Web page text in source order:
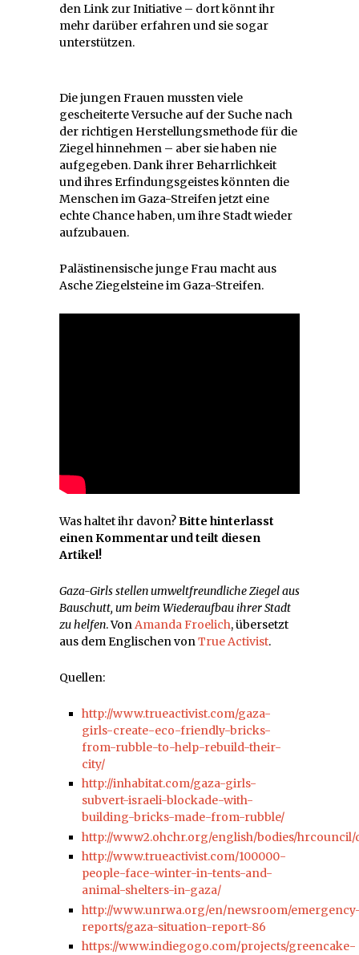
den Link zur Initiative – dort könnt ihr
mehr darüber erfahren und sie sogar
unterstützen.
Die jungen Frauen mussten viele
gescheiterte Versuche auf der Suche nach
der richtigen Herstellungsmethode für die
Ziegel hinnehmen – aber sie haben nie
aufgegeben. Dank ihrer Beharrlichkeit
und ihres Erfindungsgeistes könnten die
Menschen im Gaza-Streifen jetzt eine
echte Chance haben, um ihre Stadt wieder
aufzubauen.
Palästinensische junge Frau macht aus
Asche Ziegelsteine im Gaza-Streifen.
Was haltet ihr davon?Bitte hinterlasst
einen Kommentar und teilt diesen
Artikel!
Gaza-Girls stellen umweltfreundliche Ziegel aus
Bauschutt, um beim Wiederaufbau ihrer Stadt
zu helfen. VonAmanda Froelich, übersetzt
aus dem Englischen vonTrue Activist.
Quellen:
http://www.trueactivist.com/gaza-
girls-create-eco-friendly-bricks-
from-rubble-to-help-rebuild-their-
city/
http://inhabitat.com/gaza-girls-
subvert-israeli-blockade-with-
building-bricks-made-from-rubble/
http://www2.ohchr.org/english/bodies/hrcouncil/
http://www.trueactivist.com/100000-
people-face-winter-in-tents-and-
animal-shelters-in-gaza/
http://www.unrwa.org/en/newsroom/
reports/gaza-situation-report-86
https://www.indiegogo.com/projects/greencake-